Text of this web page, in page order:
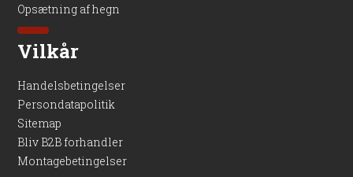
Opsætning af hegn
Vilkår
Handelsbetingelser
Persondatapolitik
Sitemap
Bliv B2B forhandler
Montagebetingelser